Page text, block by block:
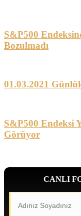
S&P500
Bozulmadı
01.03.2021
S&P500 Endeksi
Görüyor
CANLI